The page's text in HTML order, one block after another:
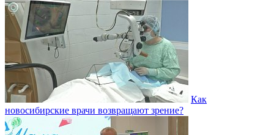
Как
новосибирские врачи возвращают зрение?